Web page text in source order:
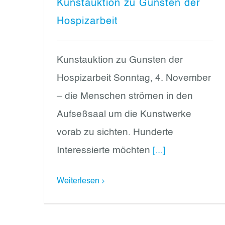
Kunstauktion zu Gunsten der
Hospizarbeit
Kunstauktion zu Gunsten der
Hospizarbeit Sonntag, 4. November
– die Menschen strömen in den
Aufseßsaal um die Kunstwerke
vorab zu sichten. Hunderte
Interessierte möchten [...]
Weiterlesen